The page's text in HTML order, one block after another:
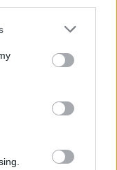
or more Google
You may click to
party tags to
in below Google